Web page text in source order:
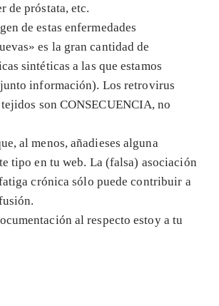
de próstata, etc.
de estas enfermedades
es la gran cantidad de
sintéticas a las que estamos
información). Los retrovirus
son CONSECUENCIA, no
al menos, añadieses alguna
tipo en tu web. La (falsa) asociación
crónica sólo puede contribuir a
al respecto estoy a tu